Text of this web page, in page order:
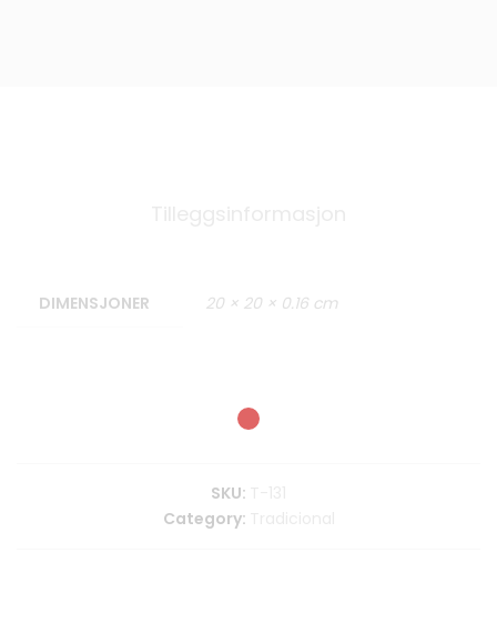
DIMENSJONER 20 × 20 × 0.16 cm
SKU:
Category: